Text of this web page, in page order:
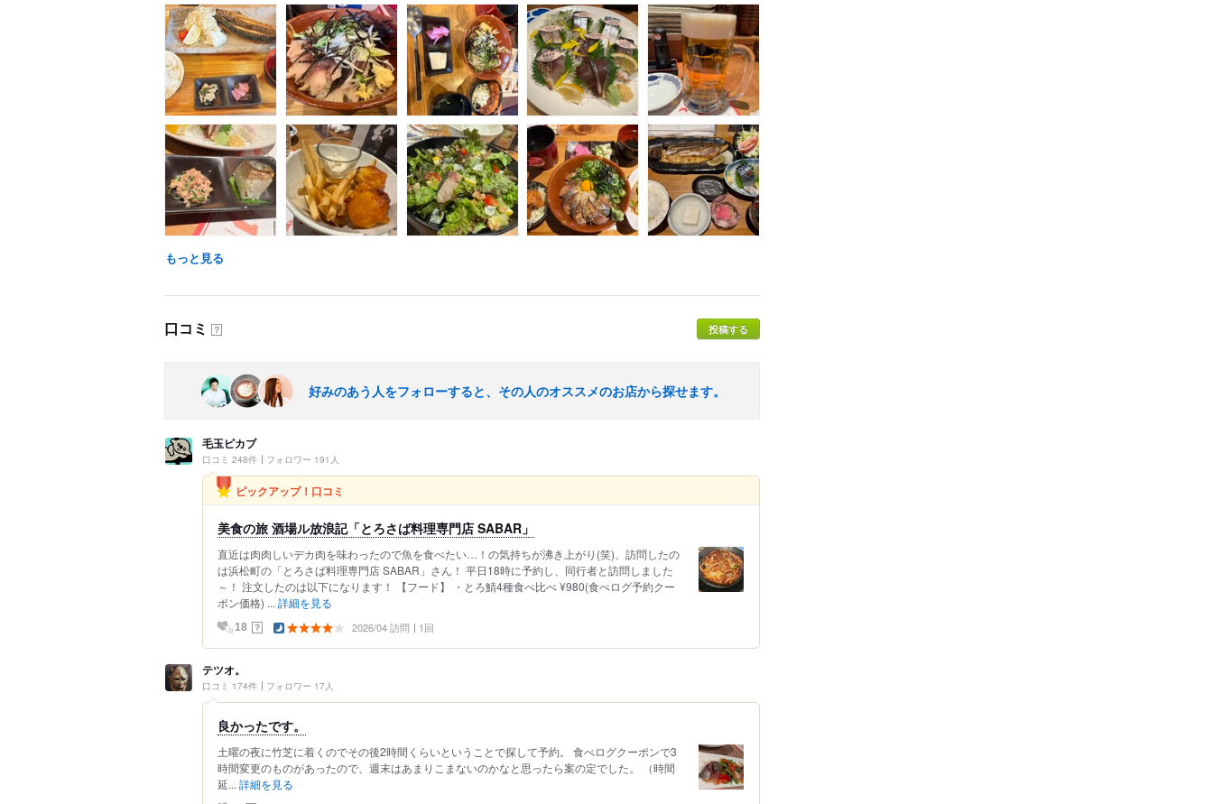
もっと見る
口コミ ？ 投稿する
好みのあう人をフォローすると、その人のオススメのお店から探せます。
毛玉ピカブ
口コミ 248件 フォロワー 191人
ピックアップ！口コミ
美食の旅 酒場ル放浪記「とろさば料理専門店 SABAR」
直近は肉肉しいデカ肉を味わったので魚を食べたい…！の気持ちが沸き上がり(笑)、訪問したの
は浜松町の「とろさば料理専門店 SABAR」さん！ 平日18時に予約し、同行者と訪問しました
～！ 注文したのは以下になります！ 【フード】 ・とろ鯖4種食べ比べ ¥980(食べログ予約クー
ポン価格) ... 詳細を見る
18 ？ 2026/04 訪問 1回
テツオ。
口コミ 174件 フォロワー 17人
良かったです。
土曜の夜に竹芝に着くのでその後2時間くらいということで探して予約。 食べログクーポンで3
時間変更のものがあったので、週末はあまりこまないのかなと思ったら案の定でした。 （時間
延... 詳細を見る